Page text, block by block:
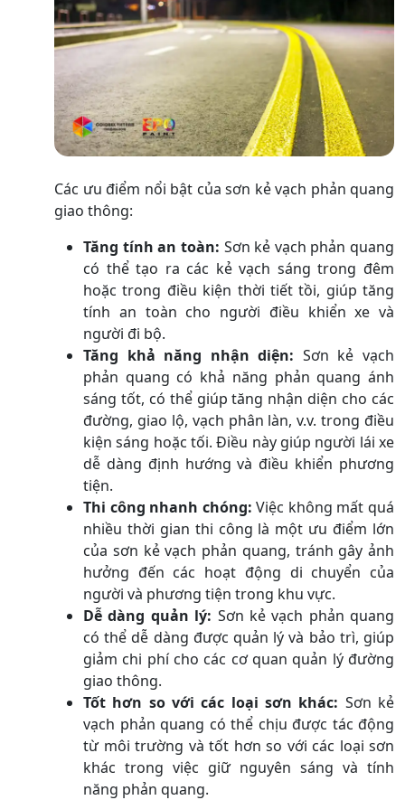
Các ưu điểm nổi bật của sơn kẻ vạch phản quang
giao thông:
Tăng tính an toàn: Sơn kẻ vạch phản quang
có thể tạo ra các kẻ vạch sáng trong đêm
hoặc trong điều kiện thời tiết tồi, giúp tăng
tính an toàn cho người điều khiển xe và
người đi bộ.
Tăng khả năng nhận diện: Sơn kẻ vạch
phản quang có khả năng phản quang ánh
sáng tốt, có thể giúp tăng nhận diện cho các
đường, giao lộ, vạch phân làn, v.v. trong điều
kiện sáng hoặc tối. Điều này giúp người lái xe
dễ dàng định hướng và điều khiển phương
tiện.
Thi công nhanh chóng: Việc không mất quá
nhiều thời gian thi công là một ưu điểm lớn
của sơn kẻ vạch phản quang, tránh gây ảnh
hưởng đến các hoạt động di chuyển của
người và phương tiện trong khu vực.
Dễ dàng quản lý: Sơn kẻ vạch phản quang
có thể dễ dàng được quản lý và bảo trì, giúp
giảm chi phí cho các cơ quan quản lý đường
giao thông.
Tốt hơn so với các loại sơn khác: Sơn kẻ
vạch phản quang có thể chịu được tác động
từ môi trường và tốt hơn so với các loại sơn
khác trong việc giữ nguyên sáng và tính
năng phản quang.